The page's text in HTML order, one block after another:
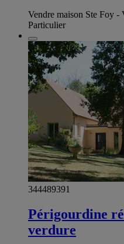
Vendre maison Ste Foy -
Particulier
344489391
Périgourdine
verdure